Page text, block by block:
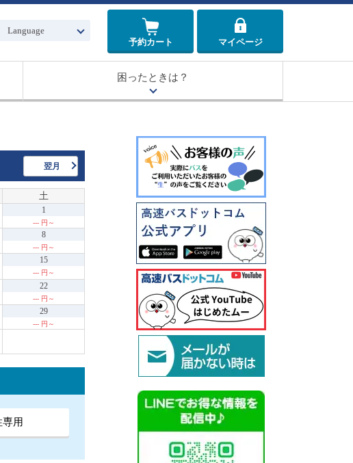
Language
予約カート
マイページ
困ったときは？
翌月
土
1
--- 円～
8
--- 円～
15
--- 円～
22
--- 円～
29
--- 円～
専用